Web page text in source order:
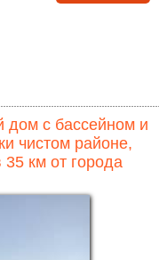
рамы,
но нуждается в
дом с бассейном и
чистом районе,
35 км от города